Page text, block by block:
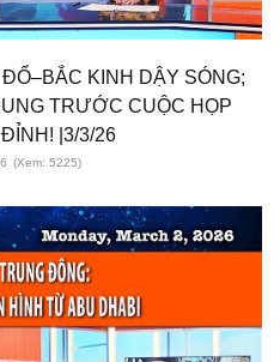
KINH DẬY SÓNG;
TRƯỚC CUỘC HỌP
|3/3/26
(Xem: 5225)